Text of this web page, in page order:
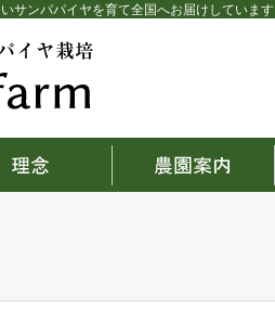
サンパパイヤを育て全国へお届けしています